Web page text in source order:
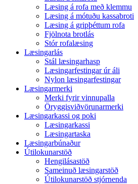
Læsing á rofa með klemmu
Læsing á mótuðu kassabroti
Læsing á gripþéttum rofa
Fjölnota brotlás
Stór rofalæsing
Læsingarlás
Stál læsingarhasp
Læsingarfestingar úr áli
Nylon læsingarfestingar
Læsingarmerki
Merki fyrir vinnupalla
Öryggisviðvörunarmerki
Læsingarkassi og poki
Læsingarkassi
Læsingartaska
Læsingarbúnaður
Útilokunarstöð
Hengilásastöð
Sameinuð læsingarstöð
Útilokunarstöð stjórnenda